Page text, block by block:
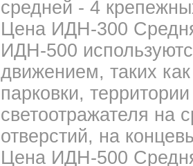
средней - 4
Цена ИДН-300
ИДН-500
движением, таких
парковки,
светоотражателя на
отверстий, на
Цена ИДН-500